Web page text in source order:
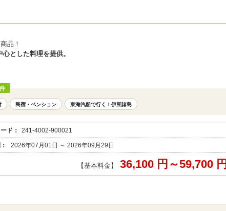
品！
とした料理を提供。
民宿・ペンション 東海汽船で行く！伊豆諸島
ド： 241-4002-900021
2026年07月01日 ～ 2026年09月29日
【基本料金】 36,100 円～59,700 円